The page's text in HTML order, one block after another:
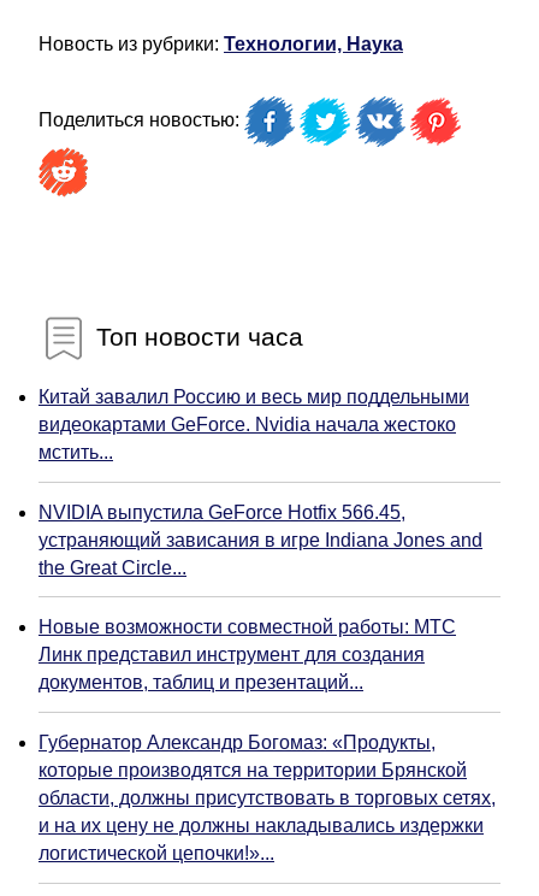
Новость из рубрики: Технологии, Наука
Поделиться новостью:
Топ новости часа
Китай завалил Россию и весь мир поддельными
видеокартами GeForce. Nvidia начала жестоко
мстить...
NVIDIA выпустила GeForce Hotfix 566.45,
устраняющий зависания в игре Indiana Jones and
the Great Circle...
Новые возможности совместной работы: МТС
Линк представил инструмент для создания
документов, таблиц и презентаций...
Губернатор Александр Богомаз: «Продукты,
которые производятся на территории Брянской
области, должны присутствовать в торговых сетях,
и на их цену не должны накладывались издержки
логистической цепочки!»...